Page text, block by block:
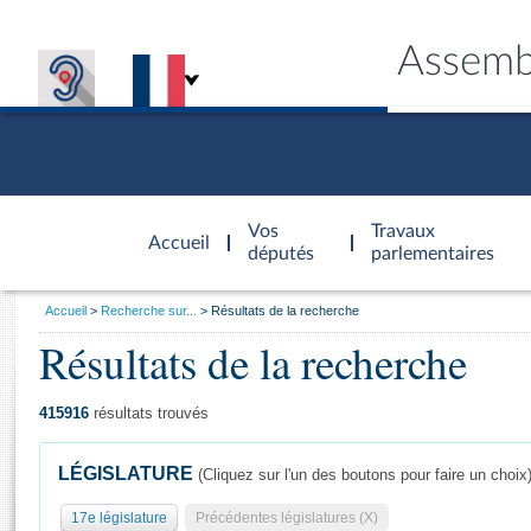
Accueil
d'accueil
Vos
députés
Travaux
parlementaires
Général
Vous
Accueil Recherche sur... Résultats de la recherche
Résultats de la recherche
415916 résultats trouvés
LÉGISLATURE (Cliquez sur l'un des boutons pour faire un choix)
17e législature Précédentes législatures (X)